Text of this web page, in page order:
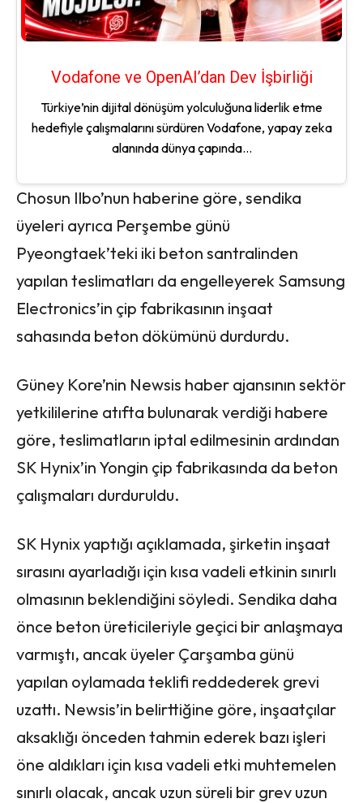
Vodafone ve OpenAI’dan Dev İşbirliği
Türkiye’nin dijital dönüşüm yolculuğuna liderlik etme
hedefiyle çalışmalarını sürdüren Vodafone, yapay zeka
alanında dünya çapında...
Chosun Ilbo’nun haberine göre, sendika
üyeleri ayrıca Perşembe günü
Pyeongtaek’teki iki beton santralinden
yapılan teslimatları da engelleyerek Samsung
Electronics’in çip fabrikasının inşaat
sahasında beton dökümünü durdurdu.
Güney Kore’nin Newsis haber ajansının sektör
yetkililerine atıfta bulunarak verdiği habere
göre, teslimatların iptal edilmesinin ardından
SK Hynix’in Yongin çip fabrikasında da beton
çalışmaları durduruldu.
SK Hynix yaptığı açıklamada, şirketin inşaat
sırasını ayarladığı için kısa vadeli etkinin sınırlı
olmasının beklendiğini söyledi. Sendika daha
önce beton üreticileriyle geçici bir anlaşmaya
varmıştı, ancak üyeler Çarşamba günü
yapılan oylamada teklifi reddederek grevi
uzattı. Newsis’in belirttiğine göre, inşaatçılar
aksaklığı önceden tahmin ederek bazı işleri
öne aldıkları için kısa vadeli etki muhtemelen
sınırlı olacak, ancak uzun süreli bir grev uzun